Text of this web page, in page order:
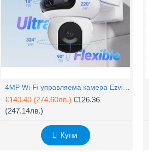
€140.40(274.60лв.) €126.36
(247.14лв.)
Купи